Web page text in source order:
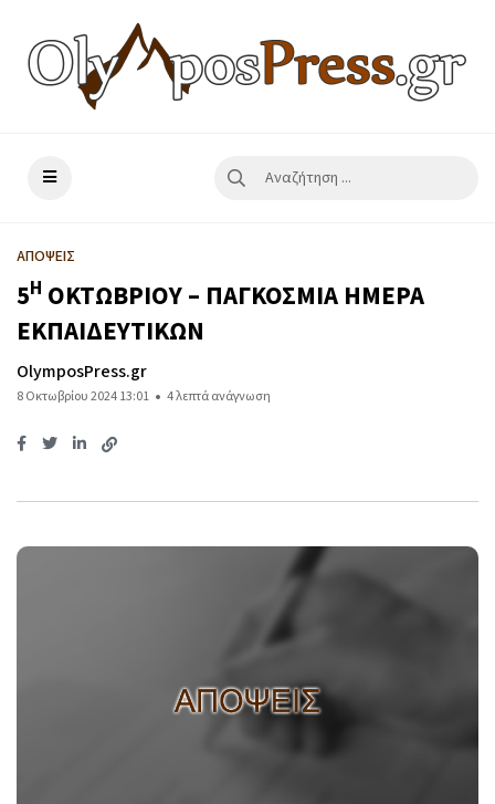
ΑΠΟΨΕΙΣ
5Η ΟΚΤΩΒΡΙΟΥ – ΠΑΓΚΟΣΜΙΑ ΗΜΕΡΑ
ΕΚΠΑΙΔΕΥΤΙΚΩΝ
OlymposPress.gr
8 Οκτωβρίου 2024 13:01 4 λεπτά ανάγνωση